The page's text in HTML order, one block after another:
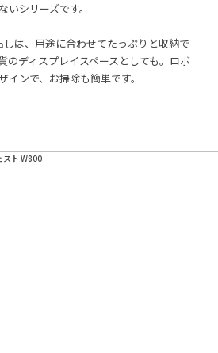
シリーズです。
は、用途に合わせてたっぷりと収納で
のディスプレイスペースとしても。ロボ
インで、お掃除も簡単です。